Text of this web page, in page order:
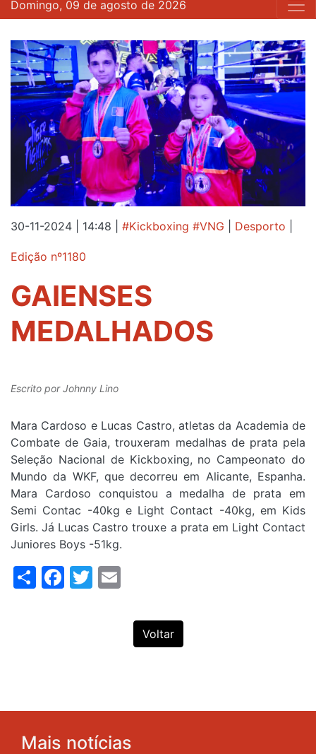
Domingo, 09 de agosto de 2026
30-11-2024 | 14:48 #Kickboxing #VNG Desporto
Edição nº1180
GAIENSES
MEDALHADOS
Escrito porJohnny Lino
Mara Cardoso e Lucas Castro, atletas da Academia de
Combate de Gaia, trouxeram medalhas de prata pela
Seleção Nacional de Kickboxing, no Campeonato do
Mundo da WKF, que decorreu em Alicante, Espanha.
Mara Cardoso conquistou a medalha de prata em
Semi Contac -40kg e Light Contact -40kg, em Kids
Girls. Já Lucas Castro trouxe a prata em Light Contact
Juniores Boys -51kg.
ShareFacebook
Twitter
Voltar
Mais notícias